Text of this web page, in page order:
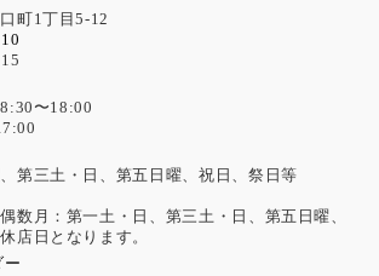
町1丁目5-12
〜18:00
、第三土・日、第五日曜、祝日、祭日等
土・日、第三土・日、第五日曜、
店日となります。
ー